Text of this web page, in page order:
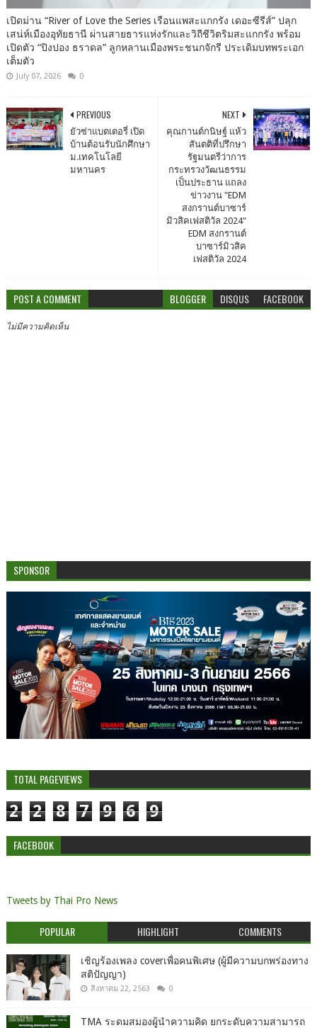
เปิดม่าน “River of Love the Series เรือนแพสะแกกรัง เดอะซีรีส์” ปลุก
เสน่ห์เมืองอุทัยธานี ผ่านสายธารแห่งรักและวิถีชีวิตริมสะแกกรัง พร้อม
เปิดตัว “ปิงปอง ธราดล” ลูกหลานเมืองพระชนกจักรี ประเดิมบทพระเอก
เต็มตัว
July 07, 2026 0
NEXT
คุณกานต์กนิษฐ์ แห้ว
สันตติที่ปรึกษา
รัฐมนตรีว่าการ
กระทรวงวัฒนธรรม
เป็นประธาน แถลง
ข่าวงาน "EDM
สงกรานต์บาซาร์
มิวสิคเฟสติวัล 2024"
EDM สงกรานต์
บาซาร์มิวสิค
เฟสติวัล 2024
PREVIOUS
ยัวซ่าแบตเตอรี่ เปิด
บ้านต้อนรับนักศึกษา
ม.เทคโนโลยี
มหานคร
POST A COMMENT BLOGGER DISQUS FACEBOOK
ไม่มีความคิดเห็น
SPONSOR
TOTAL PAGEVIEWS
2 2 8 7 9 6 9
FACEBOOK
Tweets by Thai Pro News
POPULAR HIGHLIGHT COMMENTS
เชิญร้องเพลง coverเพื่อคนพิเศษ (ผู้มีความบกพร่องทาง
สติปัญญา)
สิงหาคม 22, 2563 0
TMA ระดมสมองผู้นำความคิด ยกระดับความสามารถ